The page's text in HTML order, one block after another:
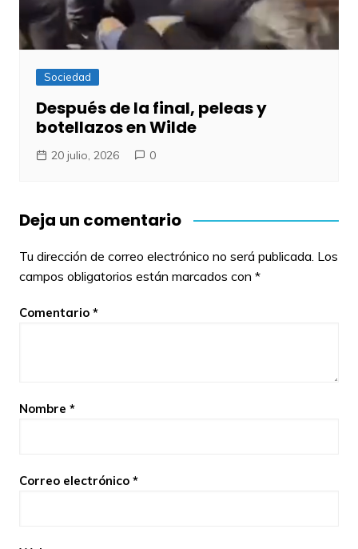
Sociedad
Después de la final, peleas y
botellazos en Wilde
20 julio, 2026 0
Deja un comentario
Tu dirección de correo electrónico no será publicada. Los
campos obligatorios están marcados con *
Comentario *
Nombre *
Correo electrónico *